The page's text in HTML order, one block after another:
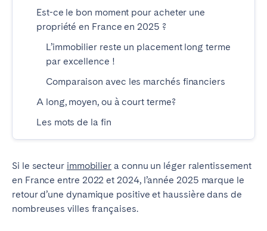
Est-ce le bon moment pour acheter une
propriété en France en 2025 ?
L’immobilier reste un placement long terme
par excellence !
Comparaison avec les marchés financiers
A long, moyen, ou à court terme?
Les mots de la fin
Si le secteur immobilier a connu un léger ralentissement
en France entre 2022 et 2024, l’année 2025 marque le
retour d’une dynamique positive et haussière dans de
nombreuses villes françaises.
Bristol
Liverpool
Londres
Manchester
SCOTLAND
WALES
Cardiff
PORTUGAL
Albufeira
Aveiro
Beja